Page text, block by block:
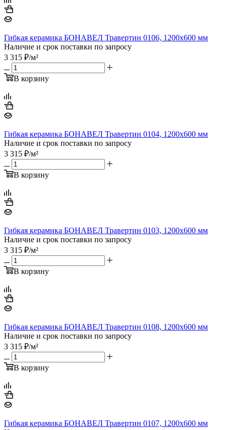
Гибкая керамика БОНАВЕЛ Травертин 0106, 1200x600 мм
Наличие и срок поставки по запросу
3 315 ₽/м²
В корзину
Гибкая керамика БОНАВЕЛ Травертин 0104, 1200x600 мм
Наличие и срок поставки по запросу
3 315 ₽/м²
В корзину
Гибкая керамика БОНАВЕЛ Травертин 0103, 1200x600 мм
Наличие и срок поставки по запросу
3 315 ₽/м²
В корзину
Гибкая керамика БОНАВЕЛ Травертин 0108, 1200x600 мм
Наличие и срок поставки по запросу
3 315 ₽/м²
В корзину
Гибкая керамика БОНАВЕЛ Травертин 0107, 1200x600 мм